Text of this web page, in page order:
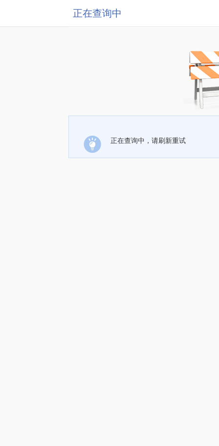
正在查询中
正在查询中，请刷新重试